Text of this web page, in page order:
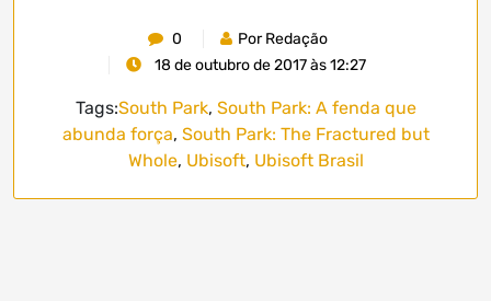
0
Por Redação
18 de outubro de 2017 às 12:27
Tags:South Park, South Park: A fenda que
abunda força, South Park: The Fractured but
Whole, Ubisoft, Ubisoft Brasil